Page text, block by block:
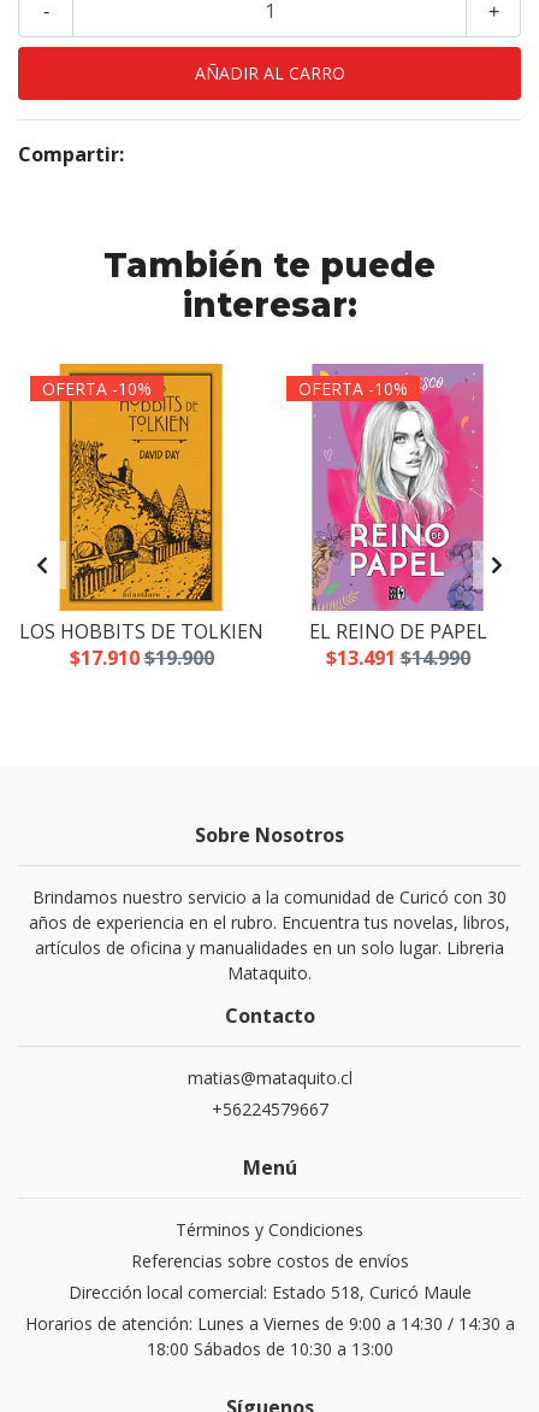
+
-
Compartir:
También te puede
interesar:
OFERTA -10%
LOS HOBBITS DE TOLKIEN
$17.910$19.900
OFERTA -10%
EL REINO DE PAPEL
$13.491 $14.990
Sobre Nosotros
Brindamos nuestro servicio a la comunidad de Curicó con 30
años de experiencia en el rubro. Encuentra tus novelas, libros,
artículos de oficina y manualidades en un solo lugar. Libreria
Mataquito.
Contacto
matias@mataquito.cl
+56224579667
Menú
Términos y Condiciones
Referencias sobre costos de envíos
Dirección local comercial: Estado 518, Curicó Maule
Horarios de atención: Lunes a Viernes de 9:00 a 14:30 / 14:30 a
18:00 Sábados de 10:30 a 13:00